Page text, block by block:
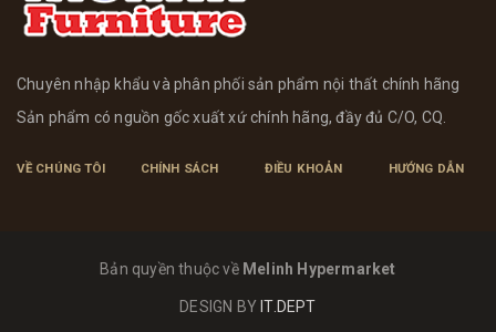
Chuyên nhập khẩu và phân phối sản phẩm nội thất chính hãng
Sản phẩm có nguồn gốc xuất xứ chính hãng, đầy đủ C/O, CQ.
VỀ CHÚNG TÔI CHÍNH SÁCH ĐIỀU KHOẢN HƯỚNG DẪN
Bản quyền thuộc về Melinh Hypermarket
DESIGN BY IT.DEPT